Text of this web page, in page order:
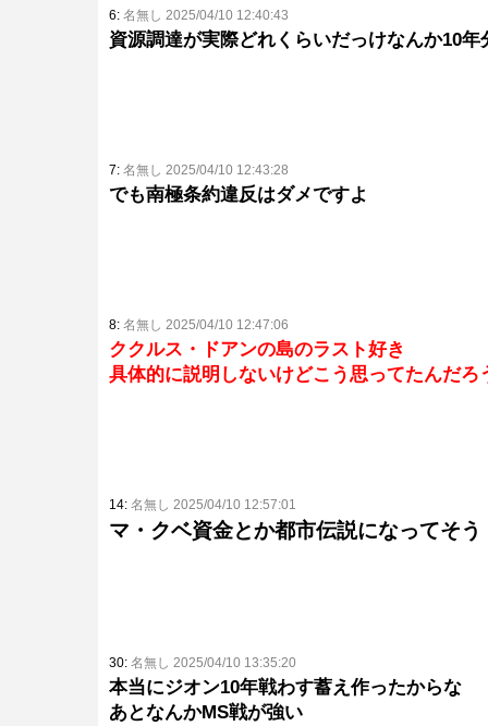
6: 名無し 2025/04/10 12:40:43
資源調達が実際どれくらいだっけなんか10
7: 名無し 2025/04/10 12:43:28
でも南極条約違反はダメですよ
8: 名無し 2025/04/10 12:47:06
ククルス・ドアンの島のラスト好き
具体的に説明しないけどこう思ってたんだろ
14: 名無し 2025/04/10 12:57:01
マ・クベ資金とか都市伝説になってそう
30: 名無し 2025/04/10 13:35:20
本当にジオン10年戦わす蓄え作ったからな
あとなんかMS戦が強い